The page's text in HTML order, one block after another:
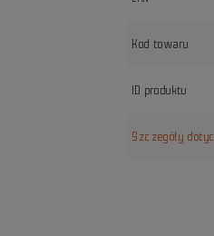
Kod towaru
ID produktu
Szczegóły